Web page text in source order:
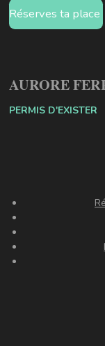
Réserves ta place
AURORE
PERMIS D'EXISTER